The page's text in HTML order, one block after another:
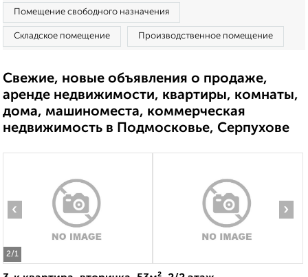
Помещение свободного назначения
Складское помещение Производственное помещение
Свежие, новые объявления о продаже,
аренде недвижимости, квартиры, комнаты,
дома, машиноместа, коммерческая
недвижимость в Подмосковье, Серпухове
2/1
‹ ›